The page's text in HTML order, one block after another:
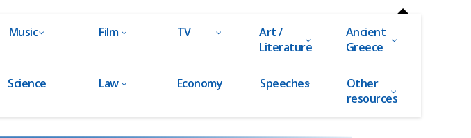
Music Film TV
Art /
Literature
Ancient
Greece
Science Law Economy Speeches
Other
resources